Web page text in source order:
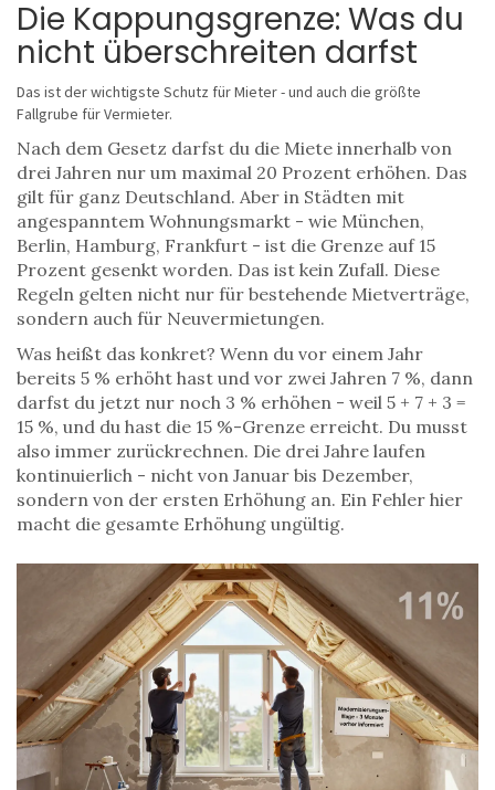
Die Kappungsgrenze: Was du
nicht überschreiten darfst
Das ist der wichtigste Schutz für Mieter - und auch die größte
Fallgrube für Vermieter.
Nach dem Gesetz darfst du die Miete innerhalb von
drei Jahren nur um maximal 20 Prozent erhöhen. Das
gilt für ganz Deutschland. Aber in Städten mit
angespanntem Wohnungsmarkt - wie München,
Berlin, Hamburg, Frankfurt - ist die Grenze auf 15
Prozent gesenkt worden. Das ist kein Zufall. Diese
Regeln gelten nicht nur für bestehende Mietverträge,
sondern auch für Neuvermietungen.
Was heißt das konkret? Wenn du vor einem Jahr
bereits 5 % erhöht hast und vor zwei Jahren 7 %, dann
darfst du jetzt nur noch 3 % erhöhen - weil 5 + 7 + 3 =
15 %, und du hast die 15 %-Grenze erreicht. Du musst
also immer zurückrechnen. Die drei Jahre laufen
kontinuierlich - nicht von Januar bis Dezember,
sondern von der ersten Erhöhung an. Ein Fehler hier
macht die gesamte Erhöhung ungültig.